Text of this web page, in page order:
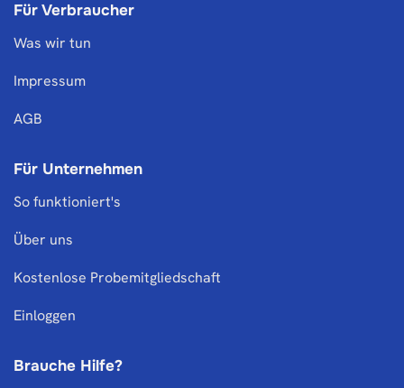
Für Verbraucher
Was wir tun
Impressum
AGB
Für Unternehmen
So funktioniert's
Über uns
Kostenlose Probemitgliedschaft
Einloggen
Brauche Hilfe?